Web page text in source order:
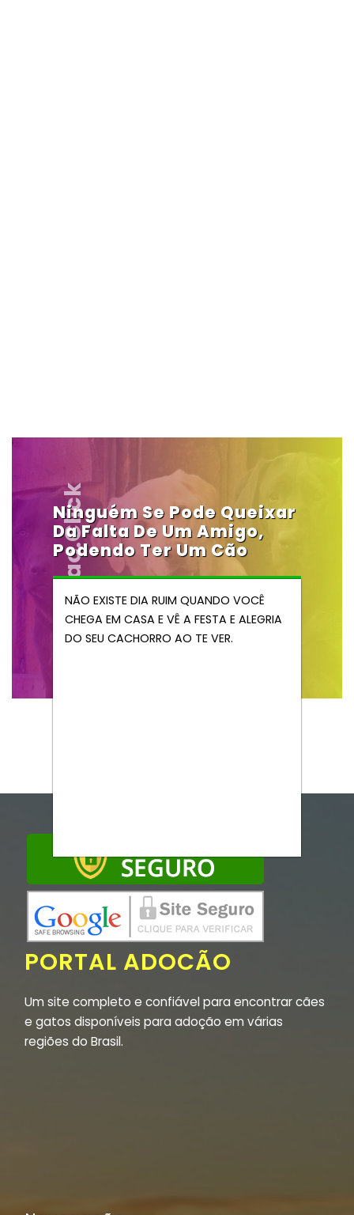
Vendocao.click
Ninguém Se Pode Queixar
Da Falta De Um Amigo,
Podendo Ter Um Cão
NÃO EXISTE DIA RUIM QUANDO VOCÊ
CHEGA EM CASA E VÊ A FESTA E ALEGRIA
DO SEU CACHORRO AO TE VER.
PORTAL ADOCÃO
Um site completo e confiável para encontrar cães
e gatos disponíveis para adoção em várias
regiões do Brasil.